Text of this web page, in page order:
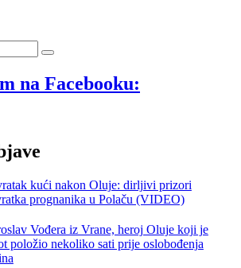
na Facebooku:
kući nakon Oluje: dirljivi prizori
prognanika u Polaču (VIDEO)
Vođera iz Vrane, heroj Oluje koji je
položio nekoliko sati prije oslobođenja